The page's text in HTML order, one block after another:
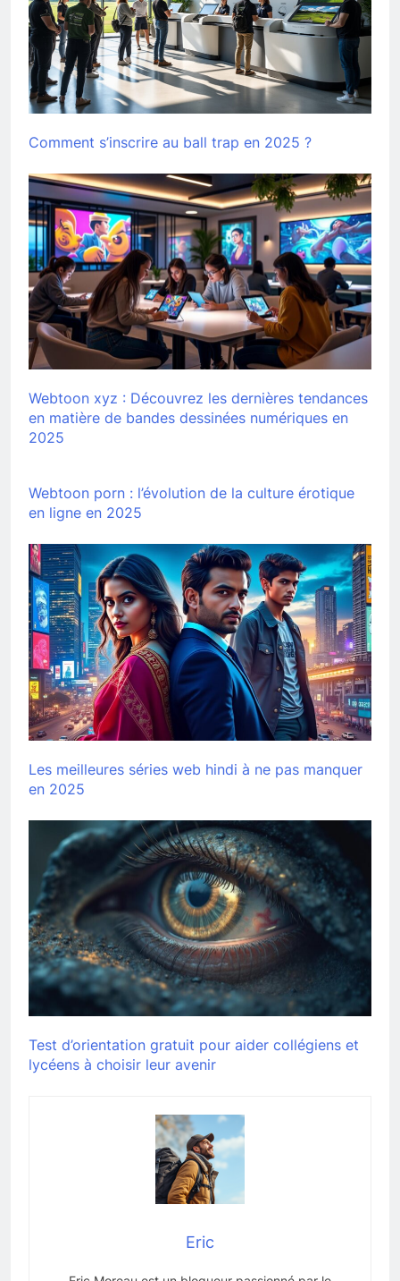
Comment s’inscrire au ball trap en 2025 ?
Webtoon xyz : Découvrez les dernières tendances
en matière de bandes dessinées numériques en
2025
Webtoon porn : l’évolution de la culture érotique
en ligne en 2025
Les meilleures séries web hindi à ne pas manquer
en 2025
Test d’orientation gratuit pour aider collégiens et
lycéens à choisir leur avenir
Eric